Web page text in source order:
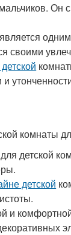
своими
комнаты
детской
детской
и